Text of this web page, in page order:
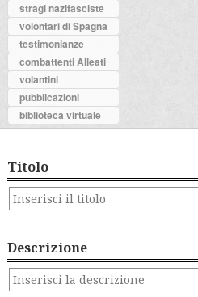
stragi nazifasciste
volontari di Spagna
testimonianze
combattenti Alleati
volantini
pubblicazioni
biblioteca virtuale
Titolo
Descrizione